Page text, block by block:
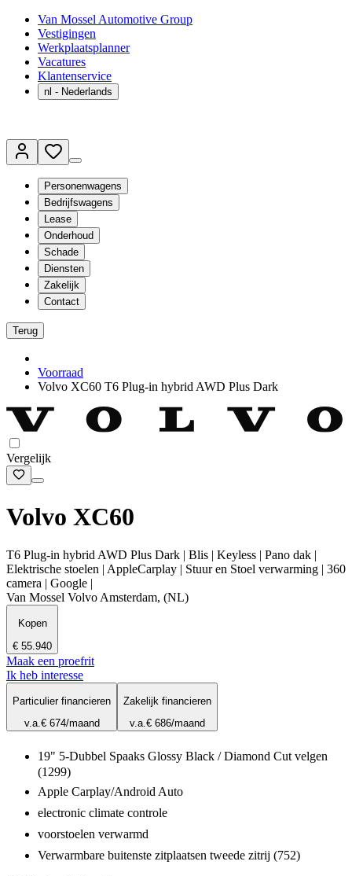
Van Mossel Automotive Group
Vestigingen
Werkplaatsplanner
Vacatures
Klantenservice
nl - Nederlands
Personenwagens
Bedrijfswagens
Lease
Onderhoud
Schade
Diensten
Zakelijk
Contact
Terug
Voorraad
Volvo XC60 T6 Plug-in hybrid AWD Plus Dark
Vergelijk
Volvo XC60
T6 Plug-in hybrid AWD Plus Dark | Blis | Keyless | Pano dak |
Elektrische stoelen | AppleCarplay | Stuur en Stoel verwarming | 360
camera | Google |
Van Mossel Volvo Amsterdam, (NL)
Kopen
€ 55.940
Maak een proefrit
Ik heb interesse
Particulier financieren
v.a.€ 674/maand
Zakelijk financieren
v.a.€ 686/maand
19" 5-Dubbel Spaaks Glossy Black / Diamond Cut velgen
(1299)
Apple Carplay/Android Auto
electronic climate controle
voorstoelen verwarmd
Verwarmbare buitenste zitplaatsen tweede zitrij (752)